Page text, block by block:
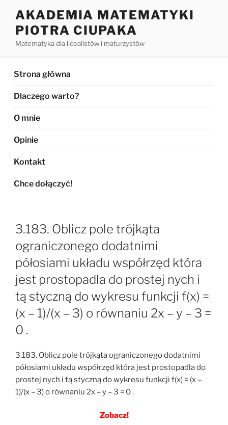
treści
AKADEMIA MATEMATYKI
PIOTRA CIUPAKA
Matematyka dla licealistów i maturzystów
Strona główna
Dlaczego warto?
O mnie
Opinie
Kontakt
Chce dołączyć!
3.183. Oblicz pole trójkąta
ograniczonego dodatnimi
półosiami układu współrzęd która
jest prostopadla do prostej nych i
tą styczną do wykresu funkcji f(x) =
(x – 1)/(x – 3) o równaniu 2x – y – 3 =
0 .
3.183. Oblicz pole trójkąta ograniczonego dodatnimi
półosiami układu współrzęd która jest prostopadla do
prostej nych i tą styczną do wykresu funkcji f(x) = (x –
1)/(x – 3) o równaniu 2x – y – 3 = 0 .
Zobacz!